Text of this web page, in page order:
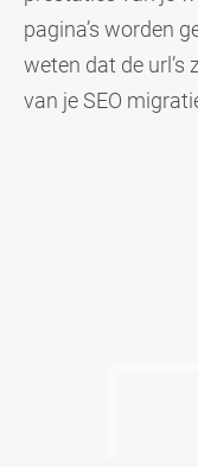
pagina’s worden
weten dat de
van je SEO